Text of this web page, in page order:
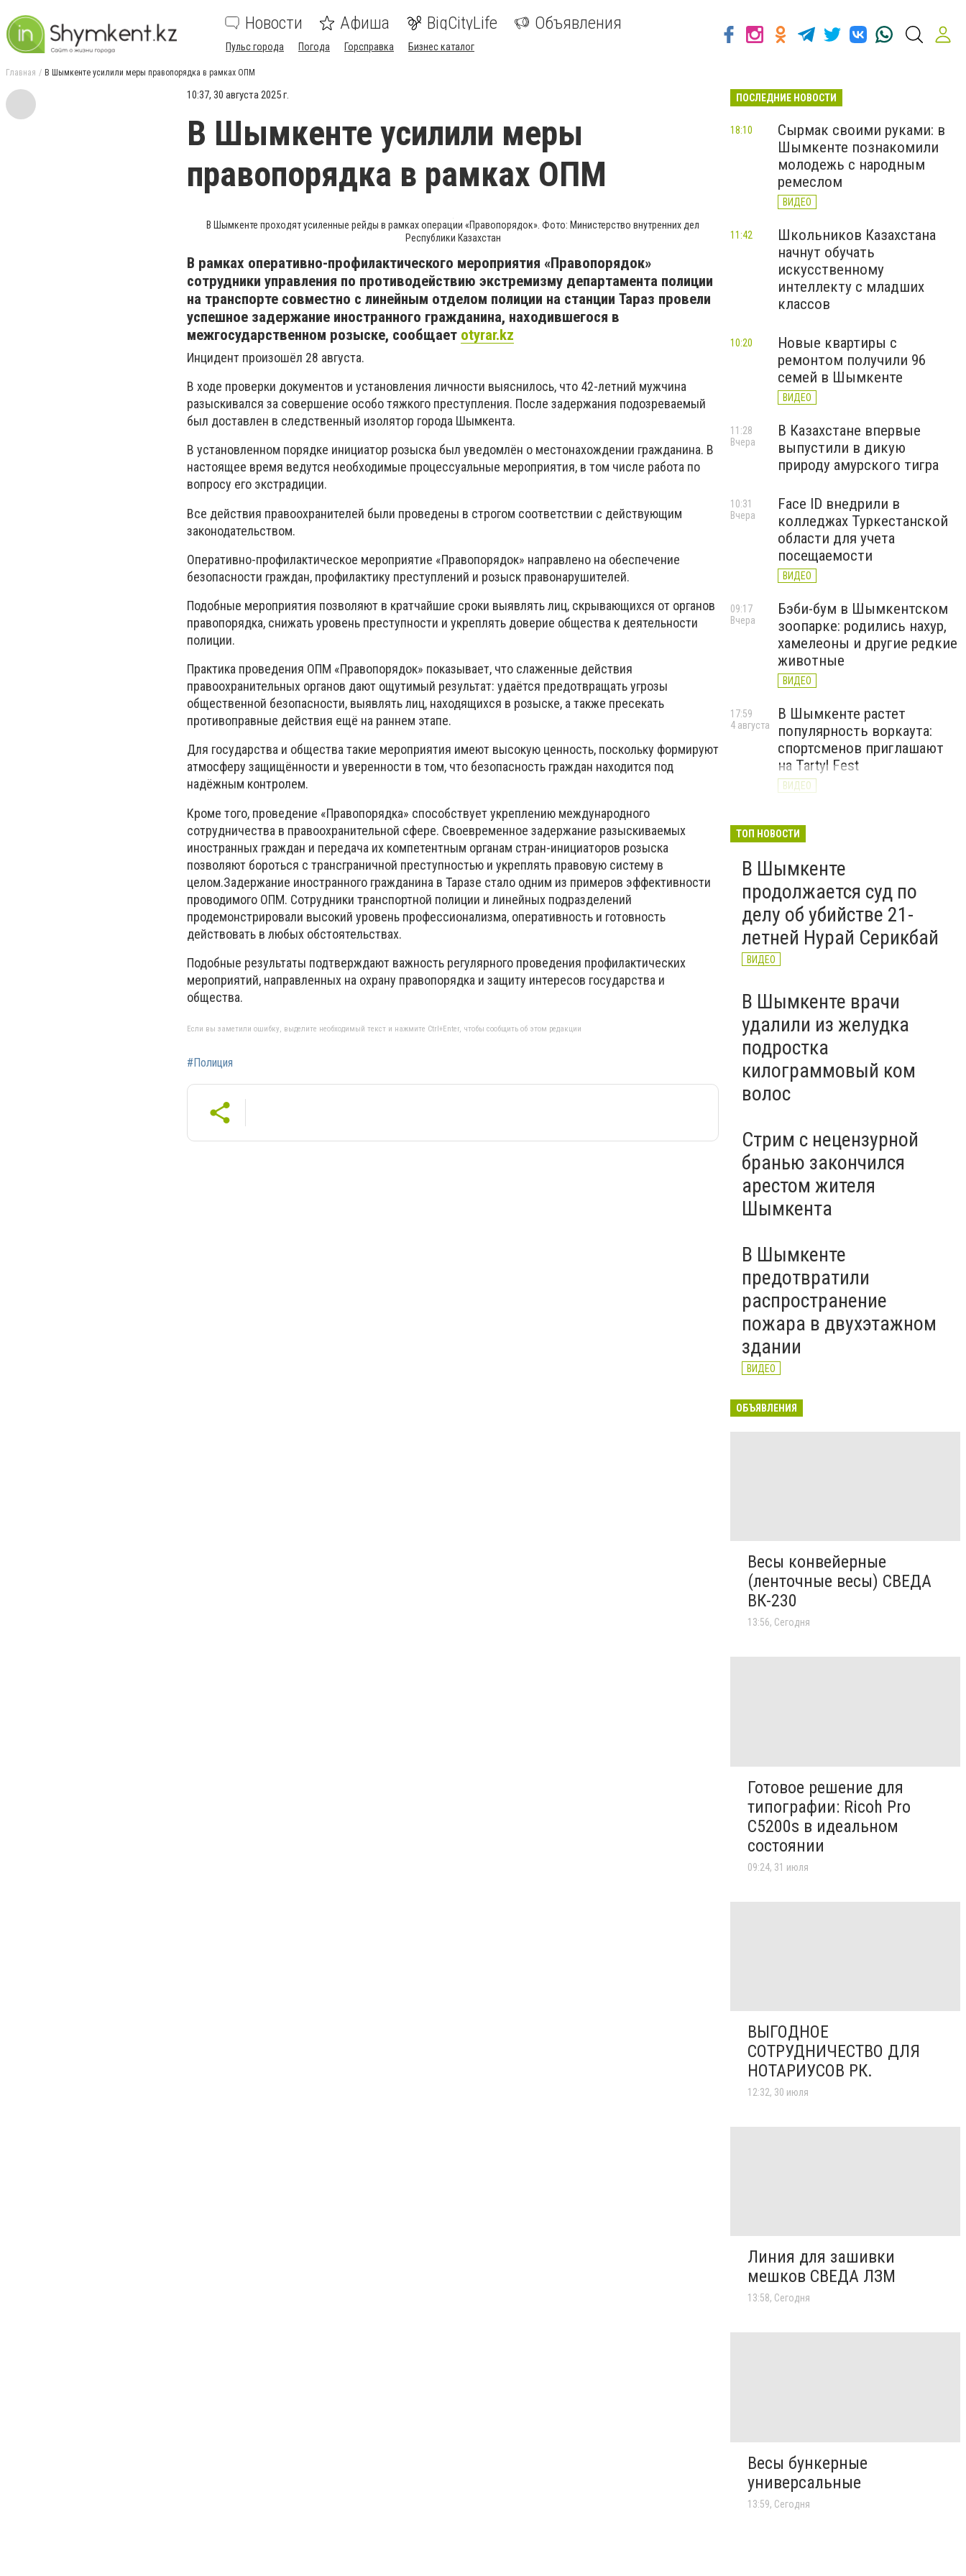
Новости Афиша BigCityLife Объявления
Пульс города Погода Горсправка Бизнес каталог
Главная В Шымкенте усилили меры правопорядка в рамках ОПМ
10:37, 30 августа 2025 г.
В Шымкенте усилили меры
правопорядка в рамках ОПМ
В Шымкенте проходят усиленные рейды в рамках операции «Правопорядок». Фото: Министерство внутренних дел
Республики Казахстан
В рамках оперативно-профилактического мероприятия «Правопорядок»
сотрудники управления по противодействию экстремизму департамента полиции
на транспорте совместно с линейным отделом полиции на станции Тараз провели
успешное задержание иностранного гражданина, находившегося в
межгосударственном розыске, сообщает otyrar.kz
Инцидент произошёл 28 августа.
В ходе проверки документов и установления личности выяснилось, что 42-летний мужчина
разыскивался за совершение особо тяжкого преступления. После задержания подозреваемый
был доставлен в следственный изолятор города Шымкента.
В установленном порядке инициатор розыска был уведомлён о местонахождении гражданина. В
настоящее время ведутся необходимые процессуальные мероприятия, в том числе работа по
вопросу его экстрадиции.
Все действия правоохранителей были проведены в строгом соответствии с действующим
законодательством.
Оперативно-профилактическое мероприятие «Правопорядок» направлено на обеспечение
безопасности граждан, профилактику преступлений и розыск правонарушителей.
Подобные мероприятия позволяют в кратчайшие сроки выявлять лиц, скрывающихся от органов
правопорядка, снижать уровень преступности и укреплять доверие общества к деятельности
полиции.
Практика проведения ОПМ «Правопорядок» показывает, что слаженные действия
правоохранительных органов дают ощутимый результат: удаётся предотвращать угрозы
общественной безопасности, выявлять лиц, находящихся в розыске, а также пресекать
противоправные действия ещё на раннем этапе.
Для государства и общества такие мероприятия имеют высокую ценность, поскольку формируют
атмосферу защищённости и уверенности в том, что безопасность граждан находится под
надёжным контролем.
Кроме того, проведение «Правопорядка» способствует укреплению международного
сотрудничества в правоохранительной сфере. Своевременное задержание разыскиваемых
иностранных граждан и передача их компетентным органам стран-инициаторов розыска
позволяют бороться с трансграничной преступностью и укреплять правовую систему в
целом.Задержание иностранного гражданина в Таразе стало одним из примеров эффективности
проводимого ОПМ. Сотрудники транспортной полиции и линейных подразделений
продемонстрировали высокий уровень профессионализма, оперативность и готовность
действовать в любых обстоятельствах.
Подобные результаты подтверждают важность регулярного проведения профилактических
мероприятий, направленных на охрану правопорядка и защиту интересов государства и
общества.
Если вы заметили ошибку, выделите необходимый текст и нажмите Ctrl+Enter, чтобы сообщить об этом редакции
#Полиция
ПОСЛЕДНИЕ НОВОСТИ
Сырмак своими руками: в
Шымкенте познакомили
молодежь с народным
ремеслом
ВИДЕО
18:10
Школьников Казахстана
начнут обучать
искусственному
интеллекту с младших
классов
11:42
Новые квартиры с
ремонтом получили 96
семей в Шымкенте
ВИДЕО
10:20
В Казахстане впервые
выпустили в дикую
природу амурского тигра
11:28
Вчера
Face ID внедрили в
колледжах Туркестанской
области для учета
посещаемости
ВИДЕО
10:31
Вчера
Бэби-бум в Шымкентском
зоопарке: родились нахур,
хамелеоны и другие редкие
животные
ВИДЕО
09:17
Вчера
В Шымкенте растет
популярность воркаута:
спортсменов приглашают
на Tartyl Fest
ВИДЕО
17:59
4 августа
начала подготовку к
2026–2027
ВИДЕО
4 августа
ТОП НОВОСТИ
В Шымкенте
продолжается суд по
делу об убийстве 21-
летней Нурай Серикбай
ВИДЕО
В Шымкенте врачи
удалили из желудка
подростка
килограммовый ком
волос
Стрим с нецензурной
бранью закончился
арестом жителя
Шымкента
В Шымкенте
предотвратили
распространение
пожара в двухэтажном
здании
ВИДЕО
ОБЪЯВЛЕНИЯ
Весы конвейерные
(ленточные весы) СВЕДА
ВК-230
13:56, Сегодня
Готовое решение для
типографии: Ricoh Pro
C5200s в идеальном
состоянии
09:24, 31 июля
ВЫГОДНОЕ
СОТРУДНИЧЕСТВО ДЛЯ
НОТАРИУСОВ РК.
12:32, 30 июля
Линия для зашивки
мешков СВЕДА ЛЗМ
13:58, Сегодня
Весы бункерные
универсальные
13:59, Сегодня